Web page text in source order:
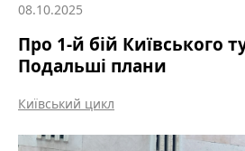
08.10.2025
Про 1-й бій Київського
Подальші плани
Київський цикл